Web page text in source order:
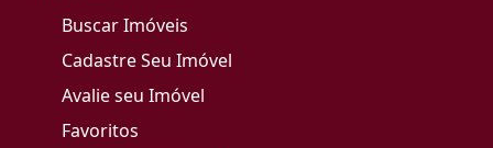
Buscar Imóveis
Cadastre Seu Imóvel
Avalie seu Imóvel
Favoritos